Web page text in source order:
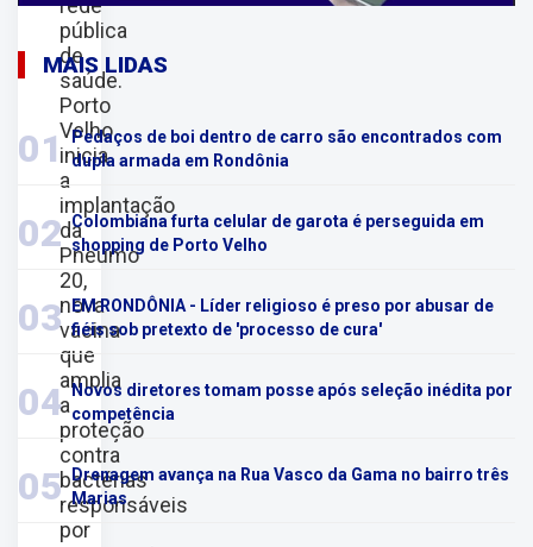
pública
de
saúde.
Porto
Velho
inicia
a
implantação
da
Pneumo
20,
nova
vacina
que
amplia
a
proteção
contra
bactérias
responsáveis
por
MAIS LIDAS
01
Pedaços de boi dentro de carro são encontrados com
dupla armada em Rondônia
02 Colombiana furta celular de garota é perseguida em
shopping de Porto Velho
03
EM RONDÔNIA - Líder religioso é preso por abusar de
fiéis sob pretexto de 'processo de cura'
04 Novos diretores tomam posse após seleção inédita por
competência
05
Drenagem avança na Rua Vasco da Gama no bairro três
Marias